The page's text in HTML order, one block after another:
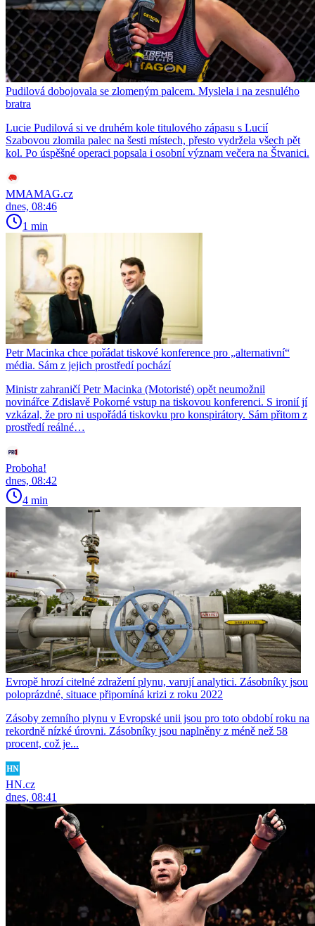
Pudilová dobojovala se zlomeným palcem. Myslela i na zesnulého
bratra
Lucie Pudilová si ve druhém kole titulového zápasu s Lucií
Szabovou zlomila palec na šesti místech, přesto vydržela všech pět
kol. Po úspěšné operaci popsala i osobní význam večera na Štvanici.
MMAMAG.cz
dnes, 08:46
1 min
Petr Macinka chce pořádat tiskové konference pro „alternativní“
média. Sám z jejich prostředí pochází
Ministr zahraničí Petr Macinka (Motoristé) opět neumožnil
novinářce Zdislavě Pokorné vstup na tiskovou konferenci. S ironií jí
vzkázal, že pro ni uspořádá tiskovku pro konspirátory. Sám přitom z
prostředí reálné…
Proboha!
dnes, 08:42
4 min
Evropě hrozí citelné zdražení plynu, varují analytici. Zásobníky jsou
poloprázdné, situace připomíná krizi z roku 2022
Zásoby zemního plynu v Evropské unii jsou pro toto období roku na
rekordně nízké úrovni. Zásobníky jsou naplněny z méně než 58
procent, což je...
HN.cz
dnes, 08:41